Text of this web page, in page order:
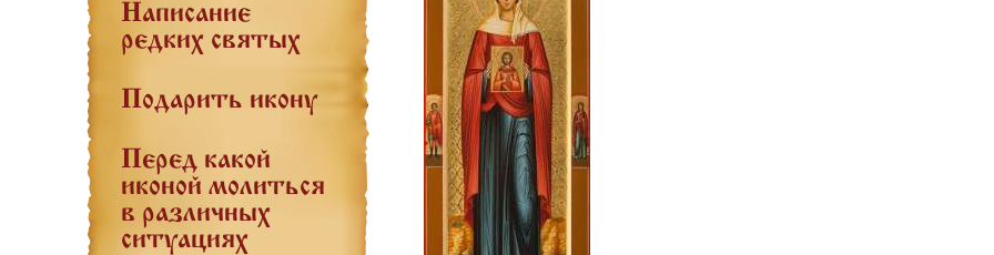
Написание
редких святых
Подарить икону
Перед какой
иконой молиться
в различных
ситуациях